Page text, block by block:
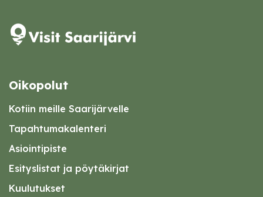
Oikopolut
Kotiin meille Saarijärvelle
Tapahtumakalenteri
Asiointipiste
Esityslistat ja pöytäkirjat
Kuulutukset